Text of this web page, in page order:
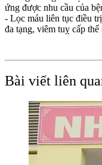
ứng được nhu cầu của
- Lọc máu liên tục điều
đa tạng, viêm tuỵ cấp thể
Bài viết liên